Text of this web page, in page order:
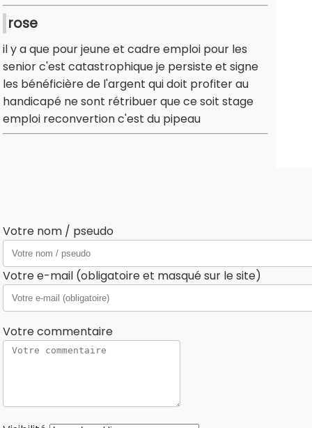
rose
il y a que pour jeune et cadre emploi pour les
senior c'est catastrophique je persiste et signe
les bénéficière de l'argent qui doit profiter au
handicapé ne sont rétribuer que ce soit stage
emploi reconvertion c'est du pipeau
Votre nom / pseudo
Votre e-mail (obligatoire et masqué sur le site)
Votre commentaire